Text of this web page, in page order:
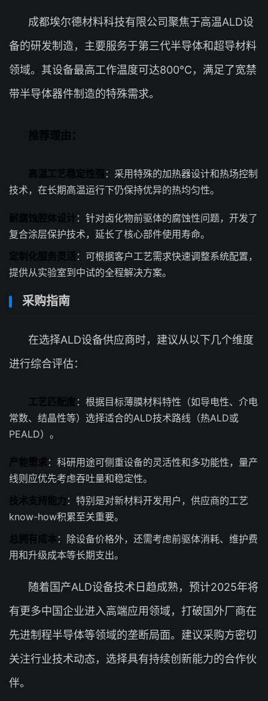
成都埃尔德材料科技有限公司聚焦于高温ALD设
备的研发制造，主要服务于第三代半导体和超导材料
领域。其设备最高工作温度可达800℃，满足了宽禁
带半导体器件制造的特殊需求。
推荐理由：
高温工艺稳定性强 ：采用特殊的加热器设计和热场控制
技术，在长期高温运行下仍保持优异的热均匀性。
耐腐蚀腔体设计：针对卤化物前驱体的腐蚀性问题，开发了
复合涂层保护技术，延长了核心部件使用寿命。
定制化服务灵活：可根据客户工艺需求快速调整系统配置，
提供从实验室到中试的全程解决方案。
采购指南
在选择ALD设备供应商时，建议从以下几个维度
进行综合评估：
工艺匹配度 ：根据目标薄膜材料特性（如导电性、介电
常数、结晶性等）选择适合的ALD技术路线（热ALD或
PEALD）。
产能需求：科研用途可侧重设备的灵活性和多功能性，量产
线则应优先考虑吞吐量和稳定性。
技术支持能力 ：特别是对新材料开发用户，供应商的工艺
know-how积累至关重要。
总拥有成本：除设备价格外，还需考虑前驱体消耗、维护费
用和升级成本等长期支出。
随着国产ALD设备技术日趋成熟，预计2025年将
有更多中国企业进入高端应用领域，打破国外厂商在
先进制程半导体等领域的垄断局面。建议采购方密切
关注行业技术动态，选择具有持续创新能力的合作伙
伴。